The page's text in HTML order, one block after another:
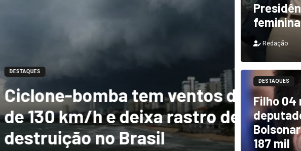
tem ventos de mais
h e deixa rastro de
no Brasil
TCU
e PF
Redação
DESTAQUES
Filho 04
187 mil